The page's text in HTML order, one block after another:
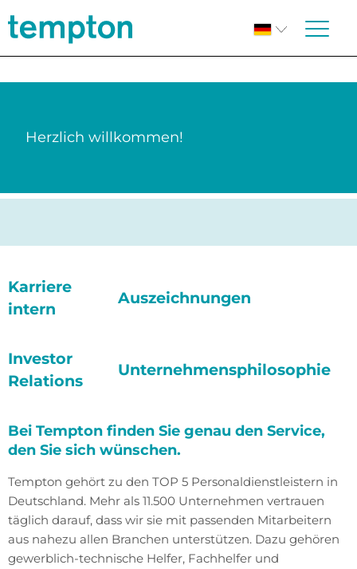
Herzlich willkommen!
Karriere
intern
Auszeichnungen
Investor
Relations
Unternehmensphilosophie
Bei Tempton finden Sie genau den Service,
den Sie sich wünschen.
Tempton gehört zu den TOP 5 Personaldienstleistern in
Deutschland. Mehr als 11.500 Unternehmen vertrauen
täglich darauf, dass wir sie mit passenden Mitarbeitern
aus nahezu allen Branchen unterstützen. Dazu gehören
gewerblich-technische Helfer, Fachhelfer und